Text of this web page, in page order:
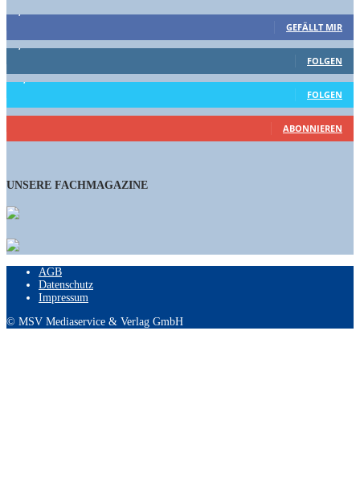
GEFÄLLT MIR
1,662 Follower
FOLGEN
15,658 Follower
FOLGEN
460 Abonnenten
ABONNIEREN
UNSERE FACHMAGAZINE
AGB
Datenschutz
Impressum
© MSV Mediaservice & Verlag GmbH